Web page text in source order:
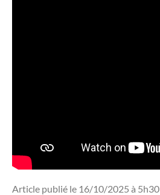
Article publié le 16/10/2025 à 5h30